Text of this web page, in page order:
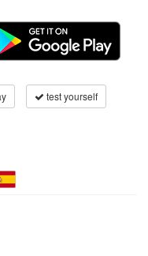
test yourself